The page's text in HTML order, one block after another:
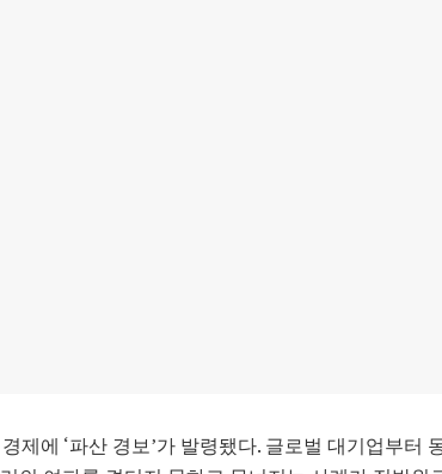
제에 ‘파산 경보’가 발령됐다. 글로벌 대기업부터